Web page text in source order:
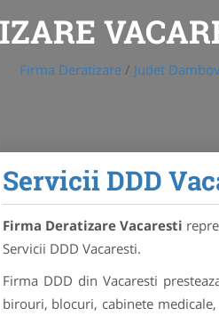
Firma Deratizare / Judet
Servicii DDD
Firma Deratizare Vacaresti
Servicii DDD Vacaresti.
Firma DDD din Vacaresti
birouri, blocuri, cabinete